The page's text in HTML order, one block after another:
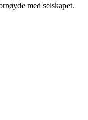
med selskapet.